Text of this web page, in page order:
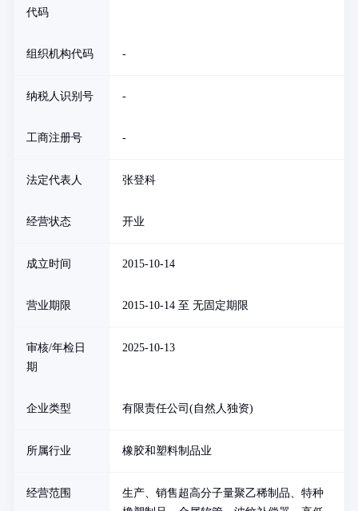
代码
组织机构代码 -
纳税人识别号 -
工商注册号 -
法定代表人 张登科
经营状态 开业
成立时间 2015-10-14
营业期限 2015-10-14 至 无固定期限
审核/年检日
期
2025-10-13
企业类型 有限责任公司(自然人独资)
所属行业 橡胶和塑料制品业
经营范围
生产、销售超高分子量聚乙稀制品、特种